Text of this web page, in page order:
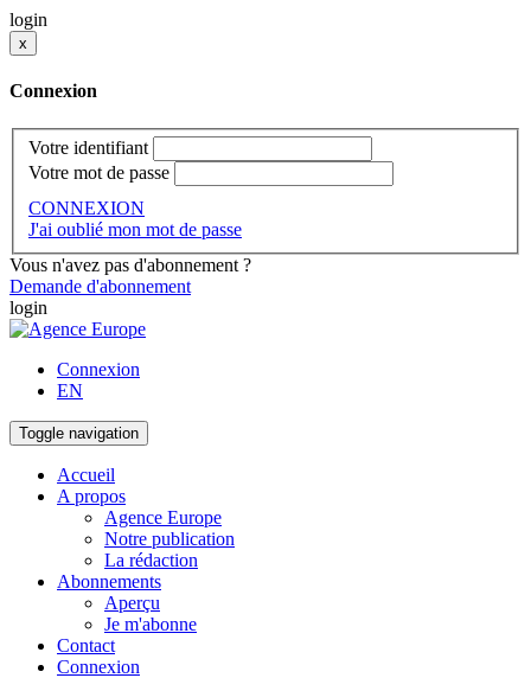
login
x
Connexion
Votre identifiant
Votre mot de passe
CONNEXION
J'ai oublié mon mot de passe
Vous n'avez pas d'abonnement ?
Demande d'abonnement
login
Connexion
EN
Toggle navigation
Accueil
A propos
Agence Europe
Notre publication
La rédaction
Abonnements
Aperçu
Je m'abonne
Contact
Connexion